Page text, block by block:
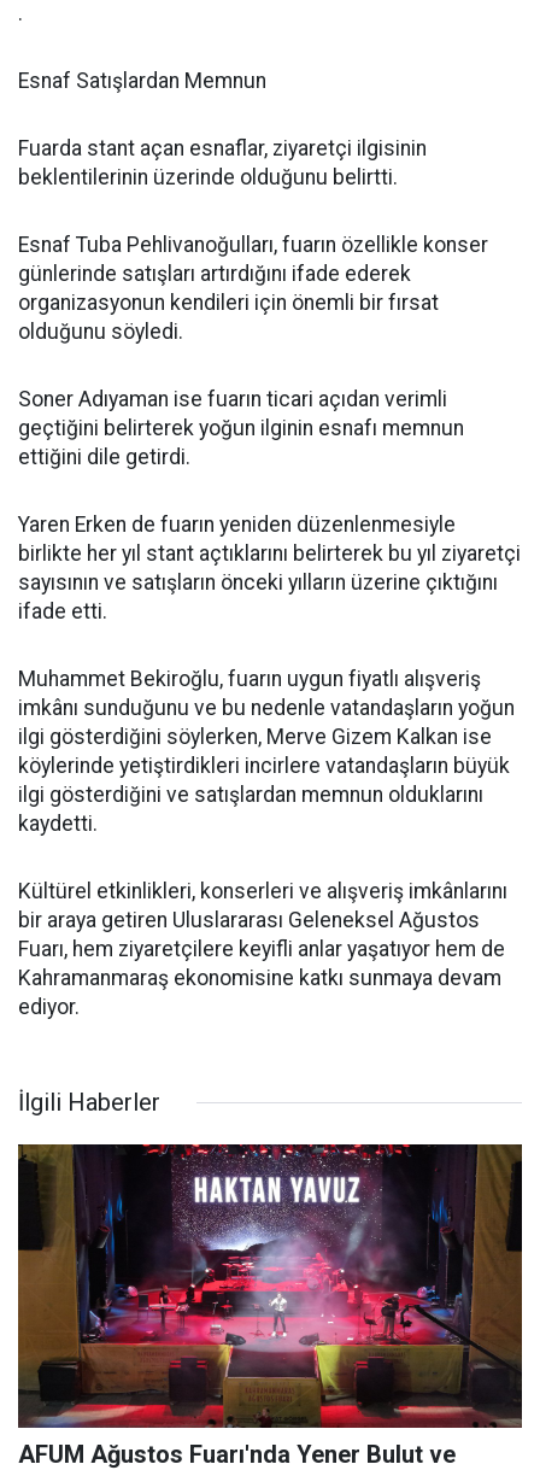
.
Esnaf Satışlardan Memnun
Fuarda stant açan esnaflar, ziyaretçi ilgisinin
beklentilerinin üzerinde olduğunu belirtti.
Esnaf Tuba Pehlivanoğulları, fuarın özellikle konser
günlerinde satışları artırdığını ifade ederek
organizasyonun kendileri için önemli bir fırsat
olduğunu söyledi.
Soner Adıyaman ise fuarın ticari açıdan verimli
geçtiğini belirterek yoğun ilginin esnafı memnun
ettiğini dile getirdi.
Yaren Erken de fuarın yeniden düzenlenmesiyle
birlikte her yıl stant açtıklarını belirterek bu yıl ziyaretçi
sayısının ve satışların önceki yılların üzerine çıktığını
ifade etti.
Muhammet Bekiroğlu, fuarın uygun fiyatlı alışveriş
imkânı sunduğunu ve bu nedenle vatandaşların yoğun
ilgi gösterdiğini söylerken, Merve Gizem Kalkan ise
köylerinde yetiştirdikleri incirlere vatandaşların büyük
ilgi gösterdiğini ve satışlardan memnun olduklarını
kaydetti.
Kültürel etkinlikleri, konserleri ve alışveriş imkânlarını
bir araya getiren Uluslararası Geleneksel Ağustos
Fuarı, hem ziyaretçilere keyifli anlar yaşatıyor hem de
Kahramanmaraş ekonomisine katkı sunmaya devam
ediyor.
İlgili Haberler
AFUM Ağustos Fuarı'nda Yener Bulut ve